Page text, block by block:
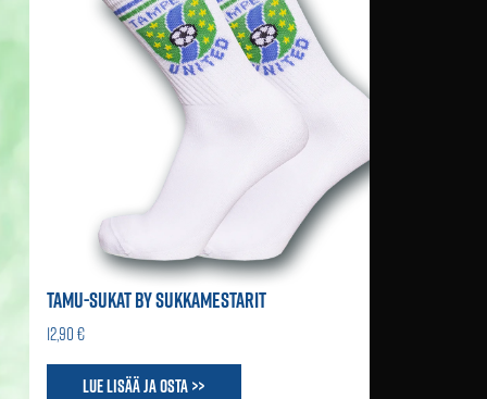
TAMU-SUKAT BY SUKKAMESTARIT
12,90 €
Lue lisää ja osta >>